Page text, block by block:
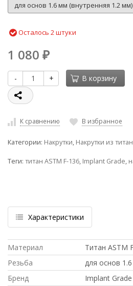
для основ 1.6 мм (внутренняя 1.2 мм)
Осталось 2 штуки
1 080 ₽
- + В корзину
К сравнению В избранное
Категории: Накрутки, Накрутки из
Теги: титан ASTM F-136, Implant Grade,
Характеристики
Материал
Титан ASTM
Резьба
для основ
Бренд
Implant Grade